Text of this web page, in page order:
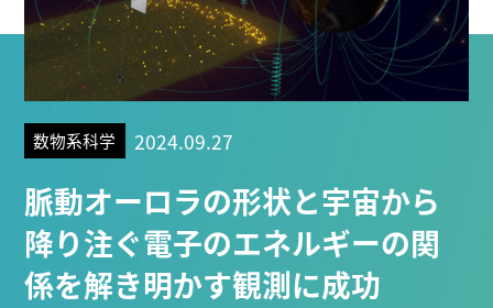
人文学
TAG
(177)
生命農学研究科 (116)
トランスフォーマティ
ブ生命分子研究所 (75)
環境学研究科 (67)
宇宙地球
環境研究所 (63)
未来材料・システム研究所 (61)
報学研究科 (47)
植物 (33) 機械学習 (31)
数物系科学 2024.09.27
脈動オーロラの形状と宇宙から
降り注ぐ電子のエネルギーの関
係を解き明かす観測に成功